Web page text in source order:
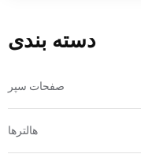
دسته بندی
صفحات سپر
هالترها